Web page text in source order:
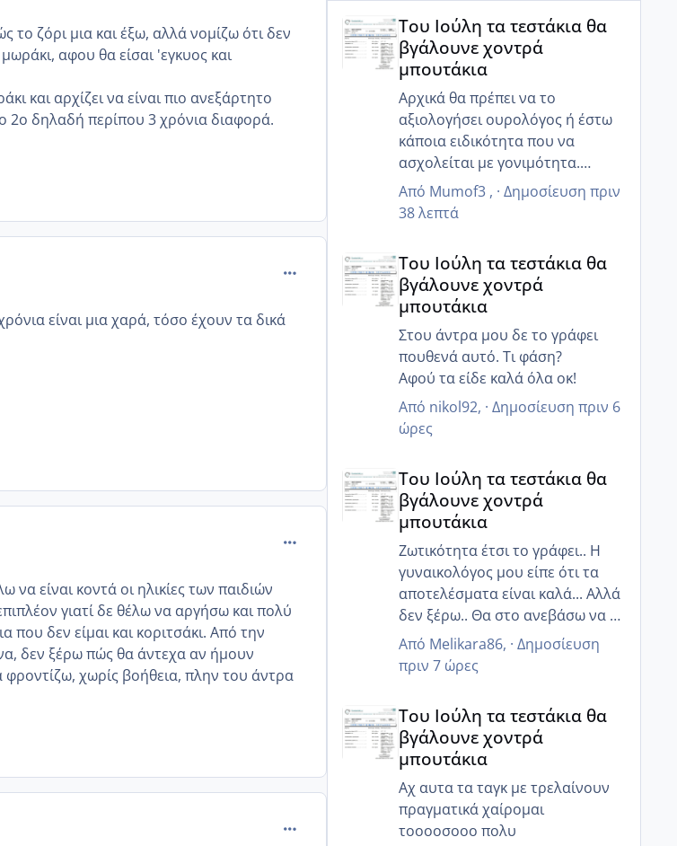
το ζόρι μια και έξω, αλλά νομίζω ότι δεν
αφου θα είσαι 'εγκυος και
και αρχίζει να είναι πιο ανεξάρτητο
2ο δηλαδή περίπου 3 χρόνια διαφορά.
comment_872200
είναι μια χαρά, τόσο έχουν τα δικά
comment_872201
να είναι κοντά οι ηλικίες των παιδιών
γιατί δε θέλω να αργήσω και πολύ
που δεν είμαι και κοριτσάκι. Από την
δεν ξέρω πώς θα άντεχα αν ήμουν
φροντίζω, χωρίς βοήθεια, πλην του άντρα
comment_872208
Του Ιούλη τα τεστάκια θα
βγάλουνε χοντρά
μπουτάκια
Αρχικά θα πρέπει να το
αξιολογήσει ουρολόγος ή έστω
κάποια ειδικότητα που να
ασχολείται με γονιμότητα.
😊
Από Mumof3 , · Δημοσίευση πριν
38 λεπτά
Του Ιούλη τα τεστάκια θα
βγάλουνε χοντρά
μπουτάκια
Στου άντρα μου δε το γράφει
πουθενά αυτό. Τι φάση?
Αφού τα είδε καλά όλα οκ!
Από nikol92, · Δημοσίευση πριν 6
ώρες
Του Ιούλη τα τεστάκια θα
βγάλουνε χοντρά
μπουτάκια
Ζωτικότητα έτσι το γράφει.. Η
γυναικολόγος μου είπε ότι τα
αποτελέσματα είναι καλά... Αλλά
δεν ξέρω.. Θα στο ανεβάσω να το
δεις κ εσύ
Από Melikara86, · Δημοσίευση
πριν 7 ώρες
Του Ιούλη τα τεστάκια θα
βγάλουνε χοντρά
μπουτάκια
Αχ αυτα τα ταγκ με τρελαίνουν
πραγματικά χαίρομαι
τοοοοσοοο πολυ